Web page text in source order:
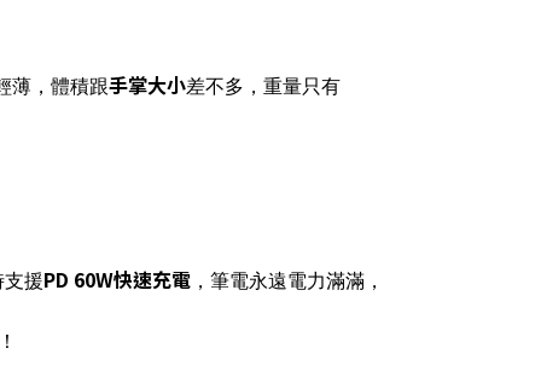
薄，體積跟手掌大小差不多，重量只有
支援PD 60W快速充電 ，筆電永遠電力滿滿，